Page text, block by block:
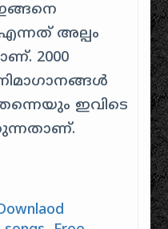
അല്പം
2000
ഇവിടെ